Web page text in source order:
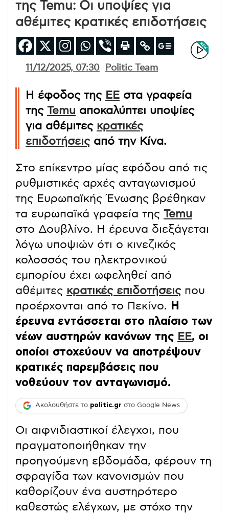
της Temu: Οι υποψίες για
αθέμιτες κρατικές επιδοτήσεις
11/12/2025, 07:30 Politic Team
Η έφοδος της ΕΕ στα γραφεία
της Temu αποκαλύπτει υποψίες
για αθέμιτες κρατικές
επιδοτήσειςαπό την Κίνα.
Στο επίκεντρο μίας εφόδου από τις
ρυθμιστικές αρχές ανταγωνισμού
της Ευρωπαϊκής Ένωσης βρέθηκαν
τα ευρωπαϊκά γραφεία της Temu
στο Δουβλίνο. Η έρευνα διεξάγεται
λόγω υποψιών ότι ο κινεζικός
κολοσσός του ηλεκτρονικού
εμπορίου έχει ωφεληθεί από
αθέμιτες κρατικές επιδοτήσειςπου
προέρχονται από το Πεκίνο.
Η
έρευνα εντάσσεται στο πλαίσιο των
νέων αυστηρών κανόνων της ΕΕ, οι
οποίοι στοχεύουν να αποτρέψουν
κρατικές παρεμβάσεις που
νοθεύουν τον ανταγωνισμό.
Ακολουθήστε το politic.gr στο Google News
Οι αιφνιδιαστικοί έλεγχοι, που
πραγματοποιήθηκαν την
προηγούμενη εβδομάδα, φέρουν τη
σφραγίδα των κανονισμών που
καθορίζουν ένα αυστηρότερο
καθεστώς ελέγχων, με στόχο την